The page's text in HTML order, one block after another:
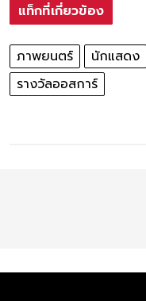
แท็กที่เกี่ยวข้อง
ภาพยนตร์ นักแสดง
รางวัลออสการ์